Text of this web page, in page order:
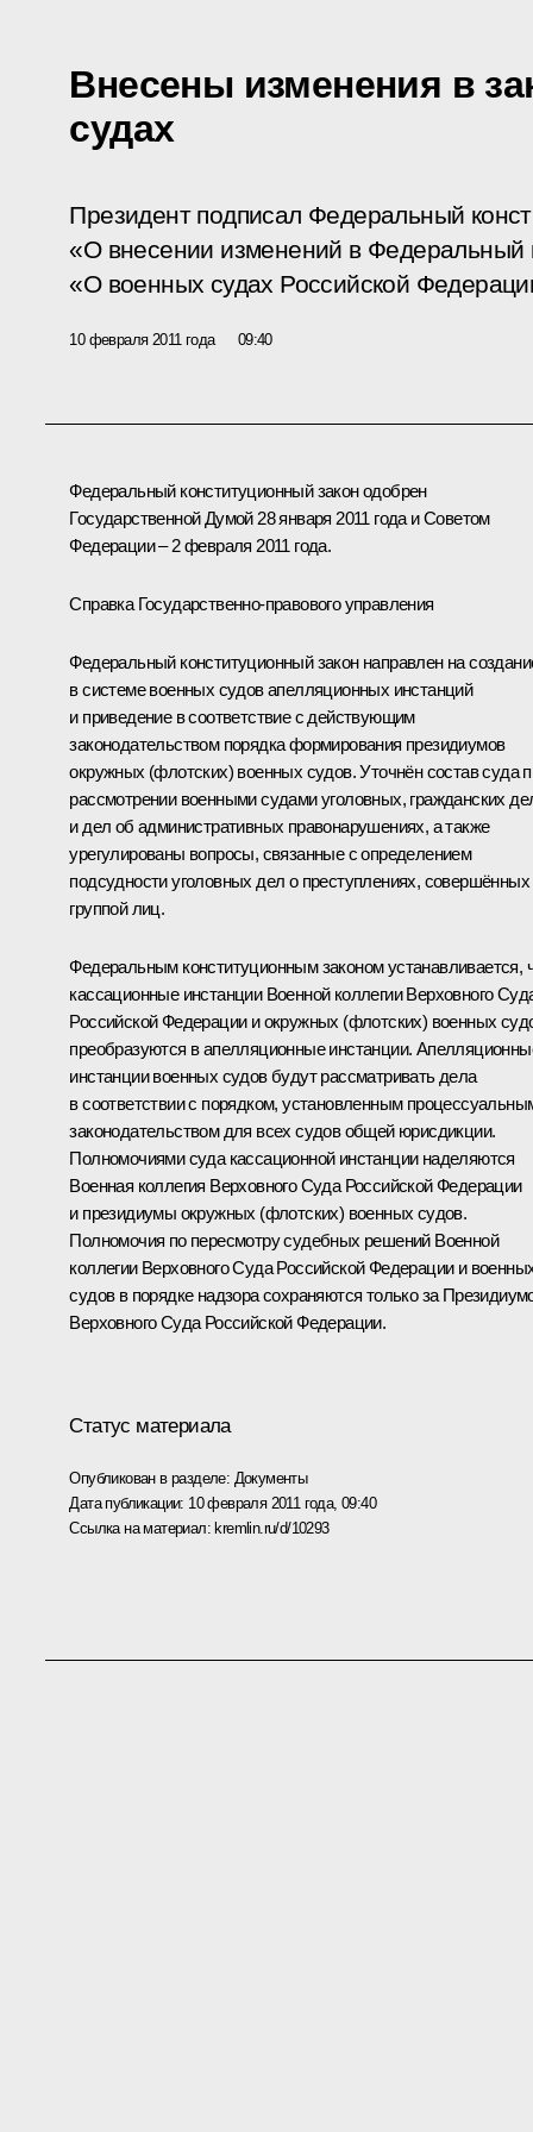
Внесены изменения в
судах
Президент подписал Федеральный
«О внесении изменений в Федеральный
«О военных судах Российской
10 февраля 2011 года 09:40
Федеральный конституционный закон одобрен
Государственной Думой 28 января 2011 года и Советом
Федерации – 2 февраля 2011 года.
Справка Государственно-правового управления
Федеральный конституционный закон направлен на
в системе военных судов апелляционных инстанций
и приведение в соответствие с действующим
законодательством порядка формирования президиумов
окружных (флотских) военных судов. Уточнён состав суда
рассмотрении военными судами уголовных, гражданских
и дел об административных правонарушениях, а также
урегулированы вопросы, связанные с определением
подсудности уголовных дел о преступлениях, совершённых
группой лиц.
Федеральным конституционным законом устанавливается,
кассационные инстанции Военной коллегии Верховного
Российской Федерации и окружных (флотских) военных
преобразуются в апелляционные инстанции.
инстанции военных судов будут рассматривать дела
в соответствии с порядком, установленным
законодательством для всех судов общей юрисдикции.
Полномочиями суда кассационной инстанции наделяются
Военная коллегия Верховного Суда Российской Федерации
и президиумы окружных (флотских) военных судов.
Полномочия по пересмотру судебных решений Военной
коллегии Верховного Суда Российской Федерации и
судов в порядке надзора сохраняются только за
Верховного Суда Российской Федерации.
Статус материала
Опубликован в разделе: Документы
Дата публикации: 10 февраля 2011 года, 09:40
Ссылка на материал: kremlin.ru/d/10293